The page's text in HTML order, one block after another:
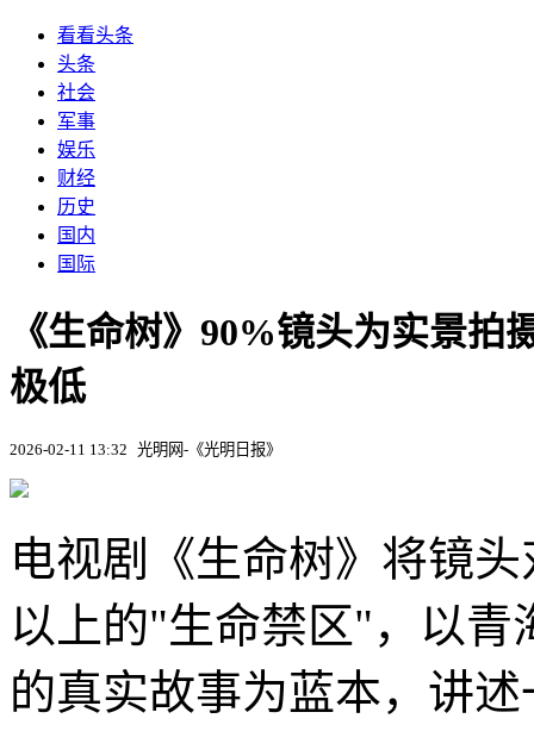
看看头条
头条
社会
军事
娱乐
财经
历史
国内
国际
《生命树》90%镜头为实景拍
极低
2026-02-11 13:32 光明网-《光明日报》
电视剧《生命树》将镜
以上的"生命禁区"，以青
的真实故事为蓝本，讲